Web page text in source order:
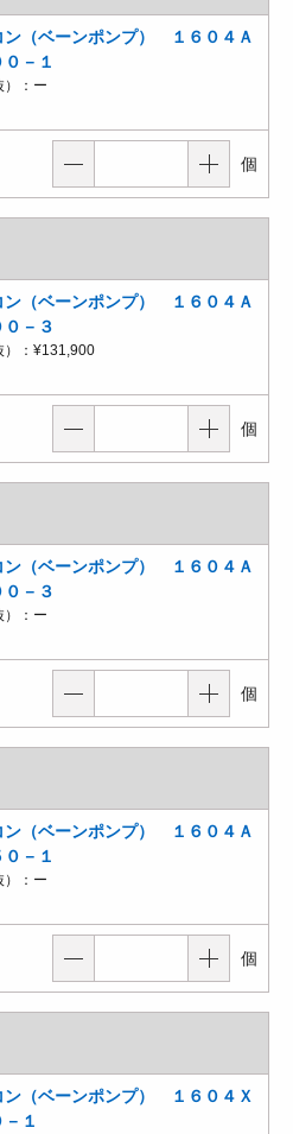
ン（ベーンポンプ） １６０４Ａ
－１
： ー
個
ン（ベーンポンプ） １６０４Ａ
０－３
： ¥131,900
個
ン（ベーンポンプ） １６０４Ａ
０－３
： ー
個
ン（ベーンポンプ） １６０４Ａ
－１
： ー
個
ン（ベーンポンプ） １６０４Ｘ
１